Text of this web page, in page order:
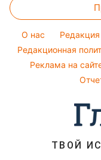
Настя Каменских
Виталий
Потап
Новости
Новости
Новости
Новости Одессы
Новости
Модные ошибки
Новости моды
Советы от
Тесты по
Оптические
Народные
Все о шоу-
O нас Редакция
Редакционная
Реклама на
ТВОЙ